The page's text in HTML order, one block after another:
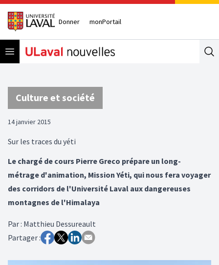
Donner monPortail
Open menu
Culture et société
14 janvier 2015
Sur les traces du yéti
Le chargé de cours Pierre Greco prépare un long-
métrage d'animation, Mission Yéti, qui nous fera voyager
des corridors de l'Université Laval aux dangereuses
montagnes de l'Himalaya
Par: Matthieu Dessureault
Partager :